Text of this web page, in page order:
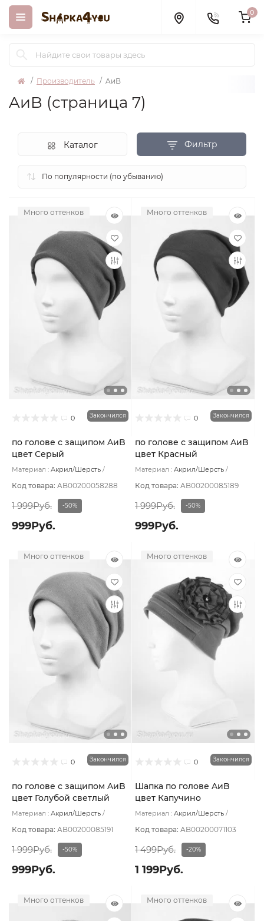
0
Производитель AиB
AиB (страница 7)
Фильтр
Каталог
Много оттенков
0 Закончился
по голове с защипом AиB
цвет Серый
Материал : Акрил/Шерсть
Код товара: AB00200058288
1 999Руб. -50%
999Руб.
Много оттенков
0 Закончился
по голове с защипом AиB
цвет Красный
Материал : Акрил/Шерсть
Код товара: AB00200085189
1 999Руб. -50%
999Руб.
Много оттенков
0 Закончился
по голове с защипом AиB
цвет Голубой светлый
Материал : Акрил/Шерсть
Код товара: AB00200085191
1 999Руб. -50%
999Руб.
Много оттенков
0 Закончился
Шапка по голове AиB
цвет Капучино
Материал : Акрил/Шерсть
Код товара: AB00200071103
1 499Руб. -20%
1 199Руб.
Много оттенков Много оттенков